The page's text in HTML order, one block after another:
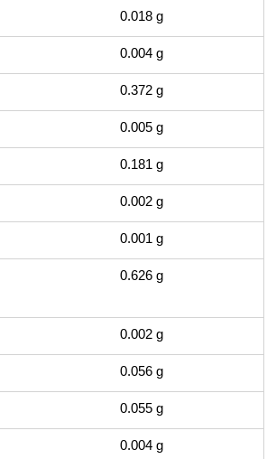
0.018 g
0.004 g
0.372 g
0.005 g
0.181 g
0.002 g
0.001 g
0.626 g
0.002 g
0.056 g
0.055 g
0.004 g